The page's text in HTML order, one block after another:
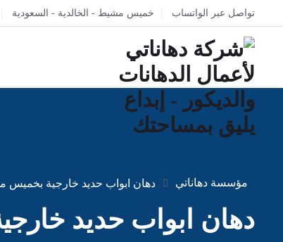
تواصل عبر الواتساب خميس مشيط - الخالدية - السعودية
مؤسسة دهاناتي دهان ابواب حديد خارجية بخميس
دهان ابواب حديد